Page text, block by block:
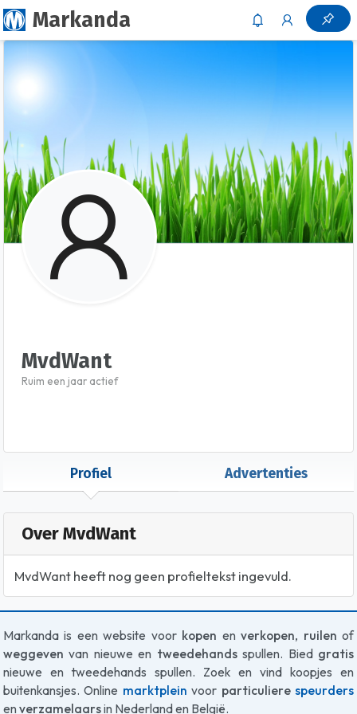
Markanda
MvdWant
Ruim een jaar actief
Profiel Advertenties
Over MvdWant
MvdWant heeft nog geen profieltekst ingevuld.
Markanda is een website voor kopen enverkopen, ruilen of
weggeven van nieuwe en tweedehandsspullen. Bied gratis
nieuwe en tweedehands spullen. Zoek en vind koopjes en
buitenkansjes. Online marktplein voor particulierespeurders
en verzamelaarsin Nederland en België.